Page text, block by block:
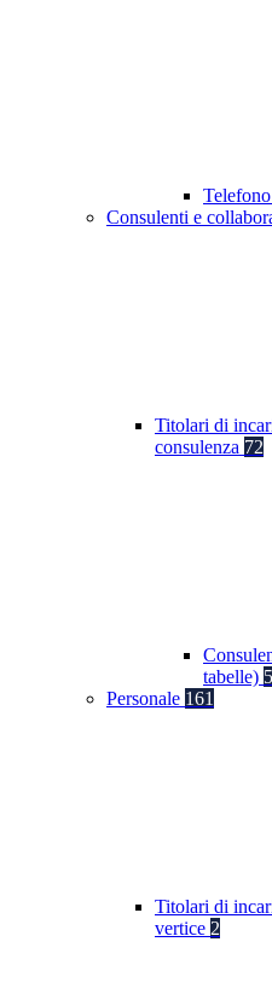
Consulenti e
Titolari di
consulenza 72
tabelle)
Personale 161
Titolari di
vertice 2